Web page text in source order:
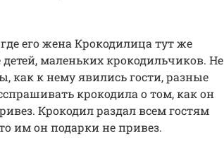
его жена Крокодилица тут же
маленьких крокодильчиков. Не
как к нему явились гости, разные
крокодила о том, как он
Крокодил раздал всем гостям
им он подарки не привез.